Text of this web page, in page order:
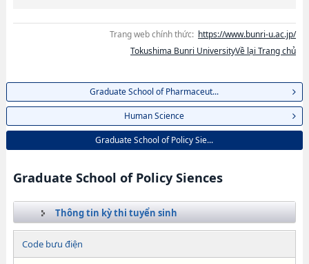
Trang web chính thức: https://www.bunri-u.ac.jp/
Tokushima Bunri UniversityVề lại Trang chủ
Graduate School of Pharmaceut...
Human Science
Graduate School of Policy Sie...
Graduate School of Policy Siences
Thông tin kỳ thi tuyển sinh
Code bưu điện